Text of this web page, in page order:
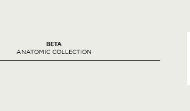
BETA
ANATOMIC COLLECTION